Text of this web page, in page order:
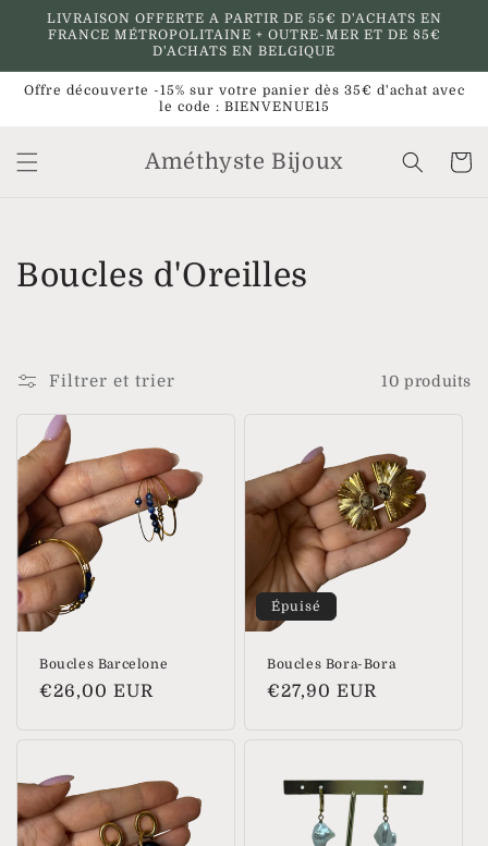
passer
au
LIVRAISON OFFERTE A PARTIR DE 55€ D'ACHATS EN
FRANCE MÉTROPOLITAINE + OUTRE-MER ET DE 85€
D'ACHATS EN BELGIQUE
Offre découverte -15% sur votre panier dès 35€ d'achat avec
le code : BIENVENUE15
Améthyste Bijoux Panier
C
e
c
t
i
o
Boucles d'Oreilles
Filtrer et trier 10 produits
Boucles Barcelone
Prix
€26,00 EUR
Épuisé
Boucles Bora-Bora
Prix
€27,90 EUR